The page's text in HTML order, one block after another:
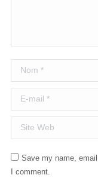
Nom *
E-mail *
Site Web
Save my name,
I comment.